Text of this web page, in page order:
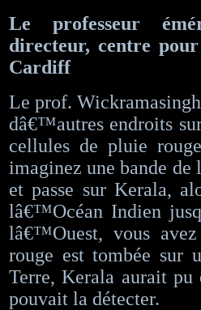
Le professeur
directeur, centre
Cardiff
Le prof.
dâ€™autres endroits
cellules de pluie
imaginez une bande
et passe sur Kerala,
lâ€™Océan Indien
lâ€™Ouest, vous
rouge est tombée sur
Terre, Kerala aurait
pouvait la détecter.